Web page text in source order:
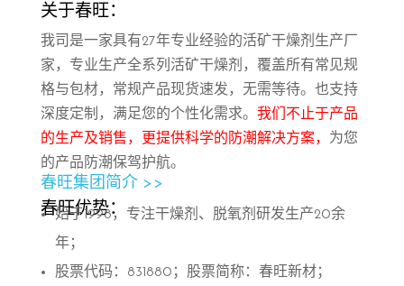
关于春旺：
我司是一家具有27年专业经验的活矿干燥剂生产厂
家，专业生产全系列活矿干燥剂，覆盖所有常见规
格与包材，常规产品现货速发，无需等待。也支持
深度定制，满足您的个性化需求。 我们不止于产品
的生产及销售，更提供科学的防潮解决方案， 为您
的产品防潮保驾护航。
春旺集团简介 >>
春旺优势：
始于1998，专注干燥剂、脱氧剂研发生产20余
年；
股票代码：831880；股票简称：春旺新材；